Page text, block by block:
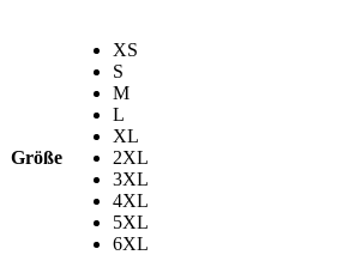
Größe
XS
S
M
L
XL
2XL
3XL
4XL
5XL
6XL